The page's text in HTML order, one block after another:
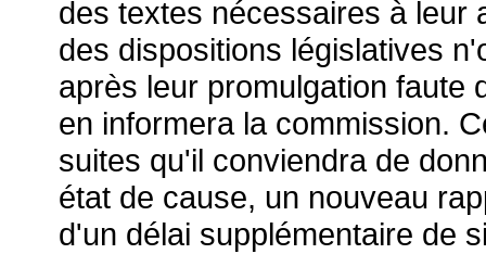
des textes nécessaires à leur
des dispositions législatives
après leur promulgation faute
en informera la commission.
suites qu'il conviendra de
état de cause, un nouveau
d'un délai supplémentaire de